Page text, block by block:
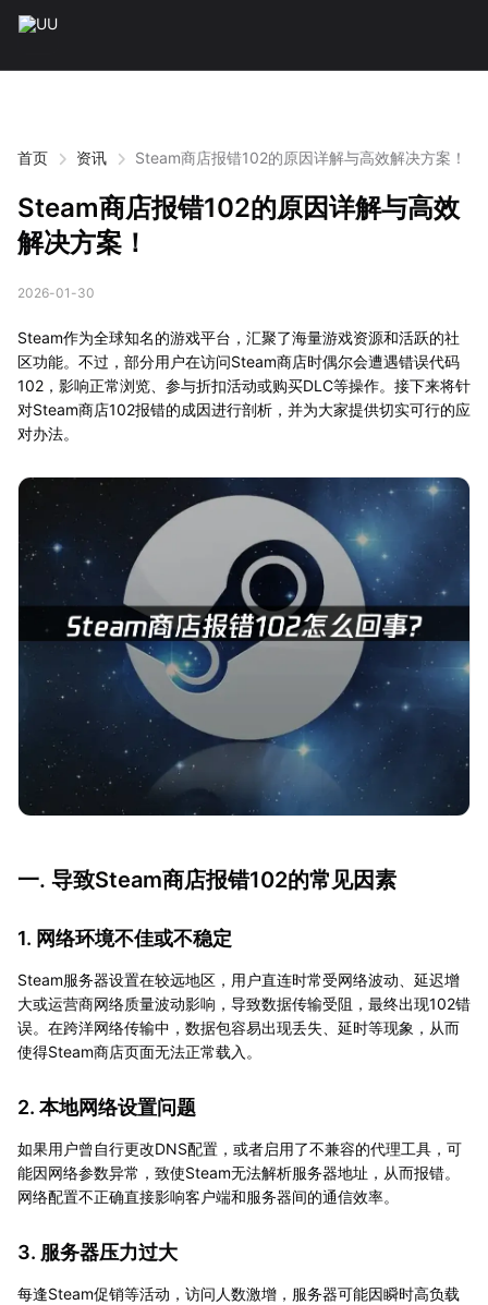
首页 资讯 Steam商店报错102的原因详解与高效解决方案！
Steam商店报错102的原因详解与高效
解决方案！
2026-01-30
Steam作为全球知名的游戏平台，汇聚了海量游戏资源和活跃的社
区功能。不过，部分用户在访问Steam商店时偶尔会遭遇错误代码
102，影响正常浏览、参与折扣活动或购买DLC等操作。接下来将针
对Steam商店102报错的成因进行剖析，并为大家提供切实可行的应
对办法。
一. 导致Steam商店报错102的常见因素
1. 网络环境不佳或不稳定
Steam服务器设置在较远地区，用户直连时常受网络波动、延迟增
大或运营商网络质量波动影响，导致数据传输受阻，最终出现102错
误。在跨洋网络传输中，数据包容易出现丢失、延时等现象，从而
使得Steam商店页面无法正常载入。
2. 本地网络设置问题
如果用户曾自行更改DNS配置，或者启用了不兼容的代理工具，可
能因网络参数异常，致使Steam无法解析服务器地址，从而报错。
网络配置不正确直接影响客户端和服务器间的通信效率。
3. 服务器压力过大
每逢Steam促销等活动，访问人数激增，服务器可能因瞬时高负载